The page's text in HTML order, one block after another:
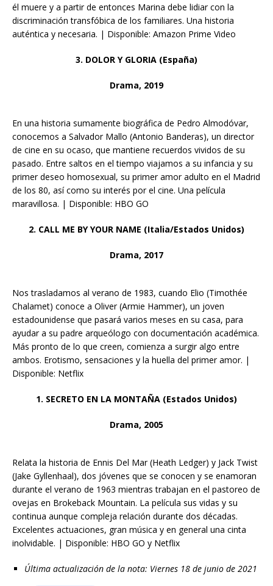
él muere y a partir de entonces Marina debe lidiar con la
discriminación transfóbica de los familiares. Una historia
auténtica y necesaria. | Disponible: Amazon Prime Video
3. DOLOR Y GLORIA (España)
Drama, 2019
En una historia sumamente biográfica de Pedro Almodóvar,
conocemos a Salvador Mallo (Antonio Banderas), un director
de cine en su ocaso, que mantiene recuerdos vividos de su
pasado. Entre saltos en el tiempo viajamos a su infancia y su
primer deseo homosexual, su primer amor adulto en el Madrid
de los 80, así como su interés por el cine. Una película
maravillosa. | Disponible: HBO GO
2. CALL ME BY YOUR NAME (Italia/Estados Unidos)
Drama, 2017
Nos trasladamos al verano de 1983, cuando Elio (Timothée
Chalamet) conoce a Oliver (Armie Hammer), un joven
estadounidense que pasará varios meses en su casa, para
ayudar a su padre arqueólogo con documentación académica.
Más pronto de lo que creen, comienza a surgir algo entre
ambos. Erotismo, sensaciones y la huella del primer amor. |
Disponible: Netflix
1. SECRETO EN LA MONTAÑA (Estados Unidos)
Drama, 2005
Relata la historia de Ennis Del Mar (Heath Ledger) y Jack Twist
(Jake Gyllenhaal), dos jóvenes que se conocen y se enamoran
durante el verano de 1963 mientras trabajan en el pastoreo de
ovejas en Brokeback Mountain. La película sus vidas y su
continua aunque compleja relación durante dos décadas.
Excelentes actuaciones, gran música y en general una cinta
inolvidable. | Disponible: HBO GO y Netflix
Última actualización de la nota: Viernes 18 de junio de 2021